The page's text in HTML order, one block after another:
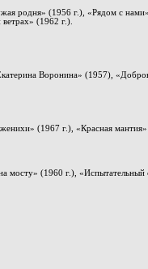
родня» (1956 г.), «Рядом с
(1962 г.).
Воронина» (1957),
(1967 г.), «Красная мантия»
мосту» (1960 г.),